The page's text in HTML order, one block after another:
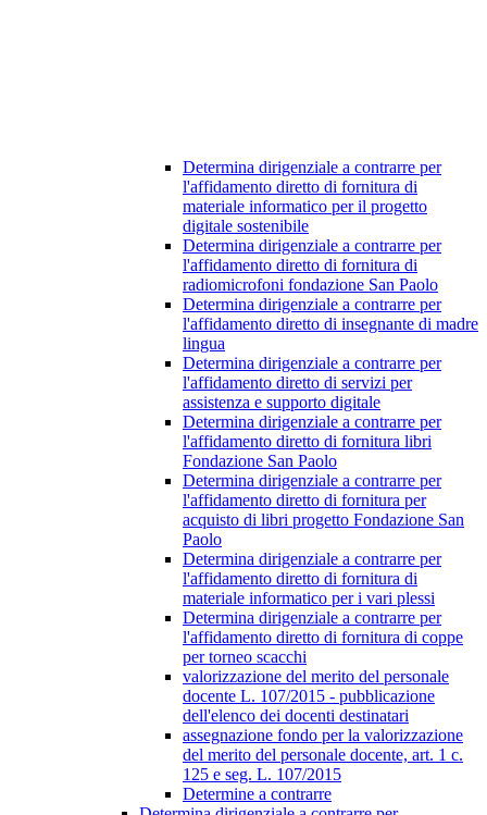
Determina dirigenziale a contrarre per
l'affidamento diretto di fornitura di
materiale informatico per il progetto
digitale sostenibile
Determina dirigenziale a contrarre per
l'affidamento diretto di fornitura di
radiomicrofoni fondazione San Paolo
Determina dirigenziale a contrarre per
l'affidamento diretto di insegnante di madre
lingua
Determina dirigenziale a contrarre per
l'affidamento diretto di servizi per
assistenza e supporto digitale
Determina dirigenziale a contrarre per
l'affidamento diretto di fornitura libri
Fondazione San Paolo
Determina dirigenziale a contrarre per
l'affidamento diretto di fornitura per
acquisto di libri progetto Fondazione San
Paolo
Determina dirigenziale a contrarre per
l'affidamento diretto di fornitura di
materiale informatico per i vari plessi
Determina dirigenziale a contrarre per
l'affidamento diretto di fornitura di coppe
per torneo scacchi
valorizzazione del merito del personale
docente L. 107/2015 - pubblicazione
dell'elenco dei docenti destinatari
assegnazione fondo per la valorizzazione
del merito del personale docente, art. 1 c.
125 e seg. L. 107/2015
Determine a contrarre